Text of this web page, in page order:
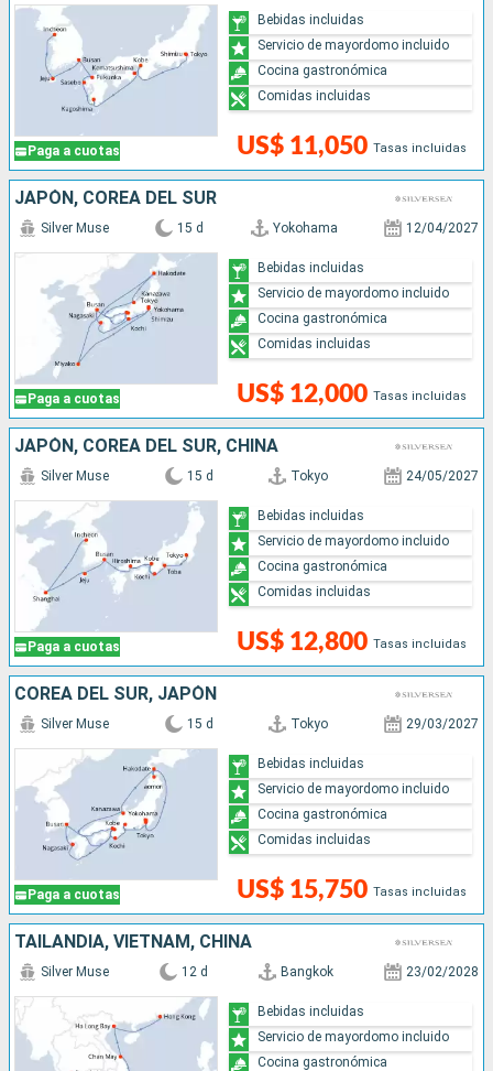
Paga a cuotas US$ 11,050 Tasas incluidas
Bebidas incluidas
Servicio de mayordomo incluido
Cocina gastronómica
Comidas incluidas
JAPÓN, COREA DEL SUR
Paga a cuotas
Silver Muse 15 d Yokohama 12/04/2027
US$ 12,000 Tasas incluidas
Bebidas incluidas
Servicio de mayordomo incluido
Cocina gastronómica
Comidas incluidas
JAPÓN, COREA DEL SUR, CHINA
Paga a cuotas
Silver Muse 15 d Tokyo 24/05/2027
US$ 12,800 Tasas incluidas
Bebidas incluidas
Servicio de mayordomo incluido
Cocina gastronómica
Comidas incluidas
COREA DEL SUR, JAPÓN
Paga a cuotas
Silver Muse 15 d Tokyo 29/03/2027
US$ 15,750 Tasas incluidas
Bebidas incluidas
Servicio de mayordomo incluido
Cocina gastronómica
Comidas incluidas
TAILANDIA, VIETNAM, CHINA
Silver Muse 12 d Bangkok 23/02/2028
Bebidas incluidas
Servicio de mayordomo incluido
Cocina gastronómica